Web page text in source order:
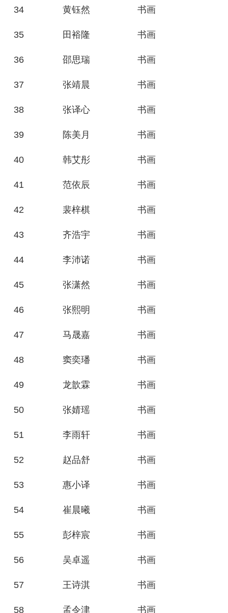
34 黄钰然 书画
35 田裕隆 书画
36 邵思瑞 书画
37 张靖晨 书画
38 张译心 书画
39 陈美月 书画
40 韩艾彤 书画
41 范依辰 书画
42 裴梓棋 书画
43 齐浩宇 书画
44 李沛诺 书画
45 张潇然 书画
46 张熙明 书画
47 马晟嘉 书画
48 窦奕璠 书画
49 龙歆霖 书画
50 张婧瑶 书画
51 李雨轩 书画
52 赵品舒 书画
53 惠小译 书画
54 崔晨曦 书画
55 彭梓宸 书画
56 吴卓遥 书画
57 王诗淇 书画
58 孟令津 书画